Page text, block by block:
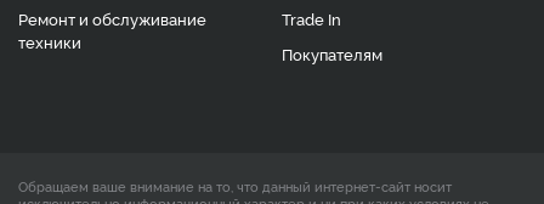
Ремонт и обслуживание
техники
Trade In
Покупателям
Обращаем ваше внимание на то, что данный интернет-сайт носит